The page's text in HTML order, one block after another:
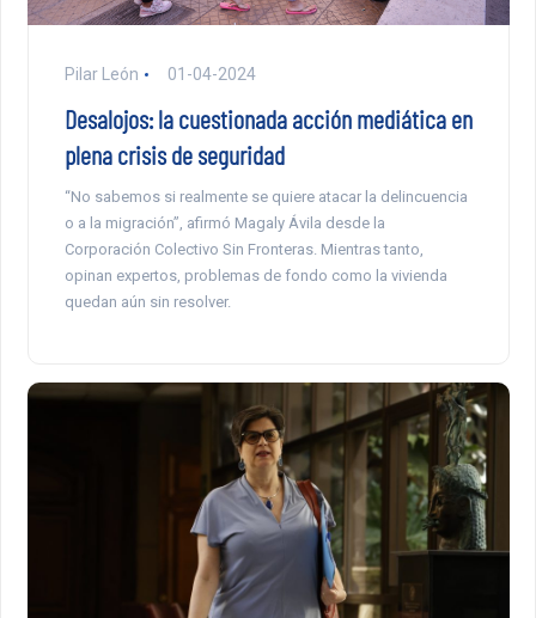
Pilar León 01-04-2024
Desalojos: la cuestionada acción mediática en
plena crisis de seguridad
“No sabemos si realmente se quiere atacar la delincuencia
o a la migración”, afirmó Magaly Ávila desde la
Corporación Colectivo Sin Fronteras. Mientras tanto,
opinan expertos, problemas de fondo como la vivienda
quedan aún sin resolver.